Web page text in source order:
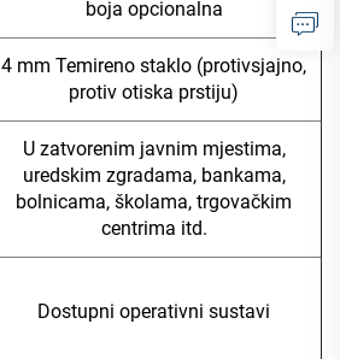
boja opcionalna
4 mm Temireno staklo (protivsjajno,
protiv otiska prstiju)
U zatvorenim javnim mjestima,
uredskim zgradama, bankama,
bolnicama, školama, trgovačkim
centrima itd.
Dostupni operativni sustavi